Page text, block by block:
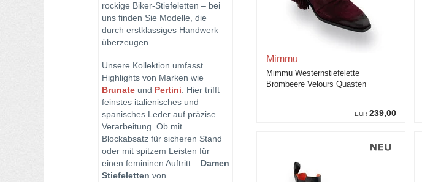
Gioseppo Damen-Schuhe
Guglielmo Rotta Schuhe
Hispanitas
Kroll
Lemon Jelly
Lodi
Maripe Schuhe
rockige Biker-Stiefeletten – bei
uns finden Sie Modelle, die
durch erstklassiges Handwerk
überzeugen.
Unsere Kollektion umfasst
Highlights von Marken wie
Brunate und Pertini . Hier trifft
feinstes italienisches und
spanisches Leder auf präzise
Verarbeitung. Ob mit
Blockabsatz für sicheren Stand
oder mit spitzem Leisten für
einen femininen Auftritt – Damen
Stiefeletten von
EUR 239,00
Mimmu
Mimmu Westernstiefelette
Brombeere Velours Quasten